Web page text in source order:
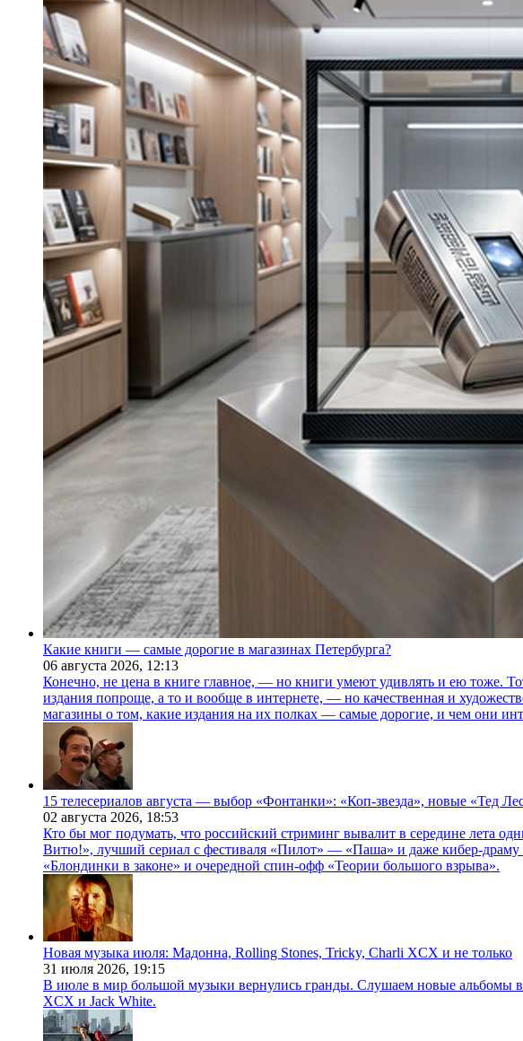
Какие книги — самые дорогие в магазинах Петербурга?
06 августа 2026, 12:13
Конечно, не цена в книге главное, — но книги умеют удивлять и ею тоже.
издания попроще, а то и вообще в интернете, — но качественная и
магазины о том, какие издания на их полках — самые дорогие, и чем они
15 телесериалов августа — выбор «Фонтанки»: «Коп-звезда», новые «Тед
02 августа 2026, 18:53
Кто бы мог подумать, что российский стриминг вывалит в середине лета
Витю!», лучший сериал с фестиваля «Пилот» — «Паша» и даже кибер-
«Блондинки в законе» и очередной спин-офф «Теории большого взрыва».
Новая музыка июля: Мадонна, Rolling Stones, Tricky, Charli XCX и не только
31 июля 2026, 19:15
В июле в мир большой музыки вернулись гранды. Слушаем новые альбомы
XCX и Jack White.